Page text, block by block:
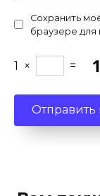
Сохранить
браузере
1 × =